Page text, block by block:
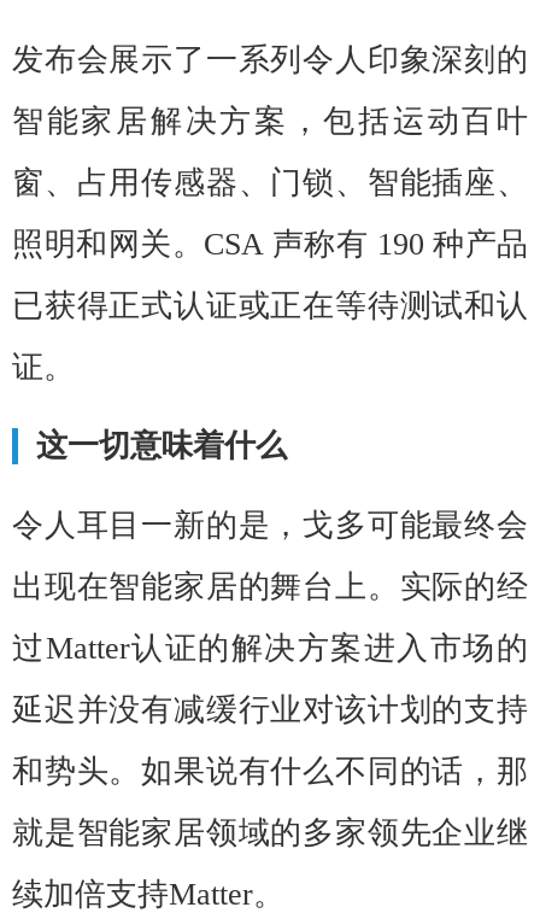
发布会展示了一系列令人印象深刻的
智能家居解决方案，包括运动百叶
窗、占用传感器、门锁、智能插座、
照明和网关。CSA 声称有 190 种产品
已获得正式认证或正在等待测试和认
证。
这一切意味着什么
令人耳目一新的是，戈多可能最终会
出现在智能家居的舞台上。实际的经
过Matter认证的解决方案进入市场的
延迟并没有减缓行业对该计划的支持
和势头。如果说有什么不同的话，那
就是智能家居领域的多家领先企业继
续加倍支持Matter。